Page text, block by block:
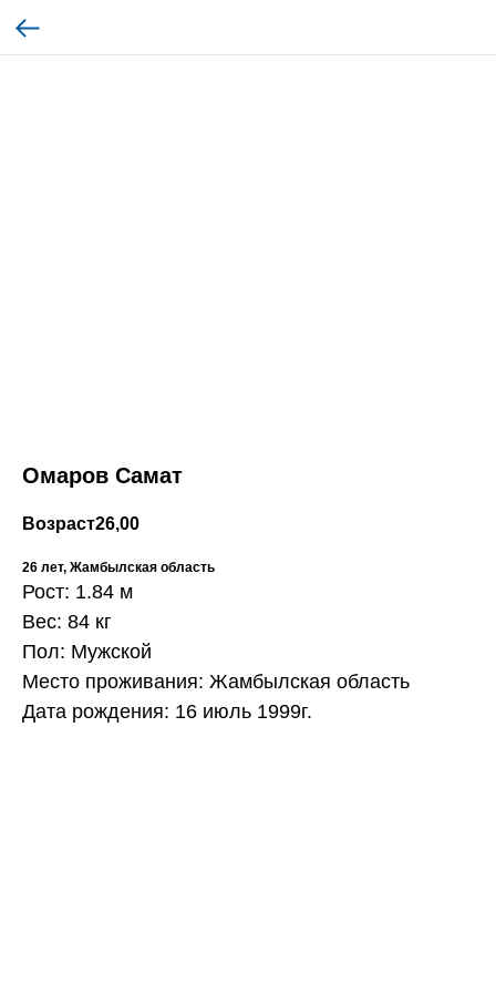
Омаров Самат
Возраст26,00
26 лет, Жамбылская область
Рост: 1.84 м
Вес: 84 кг
Пол: Мужской
Место проживания: Жамбылская область
Дата рождения: 16 июль 1999г.